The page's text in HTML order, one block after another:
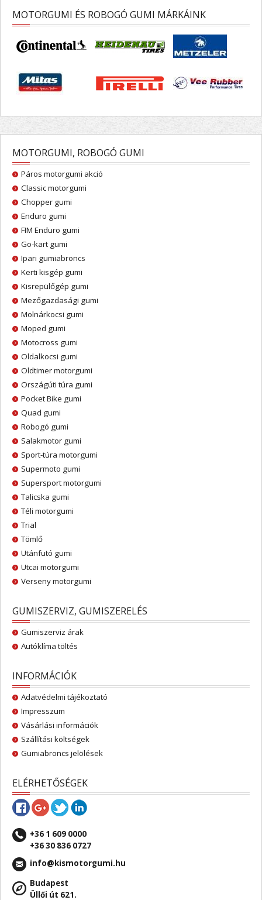
MOTORGUMI ÉS ROBOGÓ GUMI MÁRKÁINK
MOTORGUMI, ROBOGÓ GUMI
Páros motorgumi akció
Classic motorgumi
Chopper gumi
Enduro gumi
FIM Enduro gumi
Go-kart gumi
Ipari gumiabroncs
Kerti kisgép gumi
Kisrepülőgép gumi
Mezőgazdasági gumi
Molnárkocsi gumi
Moped gumi
Motocross gumi
Oldalkocsi gumi
Oldtimer motorgumi
Országúti túra gumi
Pocket Bike gumi
Quad gumi
Robogó gumi
Salakmotor gumi
Sport-túra motorgumi
Supermoto gumi
Supersport motorgumi
Talicska gumi
Téli motorgumi
Trial
Tömlő
Utánfutó gumi
Utcai motorgumi
Verseny motorgumi
GUMISZERVIZ, GUMISZERELÉS
Gumiszerviz árak
Autóklíma töltés
INFORMÁCIÓK
Adatvédelmi tájékoztató
Impresszum
Vásárlási információk
Szállítási költségek
Gumiabroncs jelölések
ELÉRHETŐSÉGEK
+36 1 609 0000
+36 30 836 0727
info@kismotorgumi.hu
Budapest
Üllői út 621.